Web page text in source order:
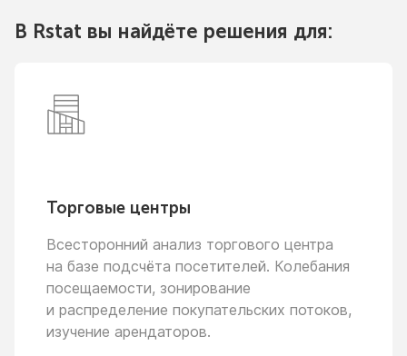
В Rstat вы найдёте решения для:
Торговые центры
Всесторонний анализ торгового центра
на базе подсчёта посетителей. Колебания
посещаемости, зонирование
и распределение покупательских потоков,
изучение арендаторов.